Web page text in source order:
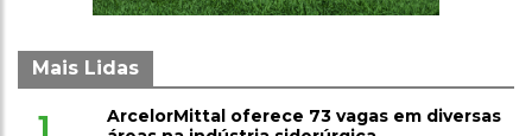
Mais Lidas
1
ArcelorMittal oferece 73 vagas em diversas